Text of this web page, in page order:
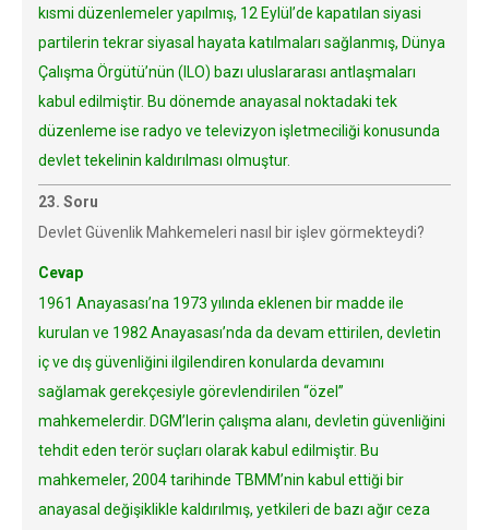
kısmi düzenlemeler yapılmış, 12 Eylül’de kapatılan siyasi
partilerin tekrar siyasal hayata katılmaları sağlanmış, Dünya
Çalışma Örgütü’nün (ILO) bazı uluslararası antlaşmaları
kabul edilmiştir. Bu dönemde anayasal noktadaki tek
düzenleme ise radyo ve televizyon işletmeciliği konusunda
devlet tekelinin kaldırılması olmuştur.
23. Soru
Devlet Güvenlik Mahkemeleri nasıl bir işlev görmekteydi?
Cevap
1961 Anayasası’na 1973 yılında eklenen bir madde ile
kurulan ve 1982 Anayasası’nda da devam ettirilen, devletin
iç ve dış güvenliğini ilgilendiren konularda devamını
sağlamak gerekçesiyle görevlendirilen “özel”
mahkemelerdir. DGM’lerin çalışma alanı, devletin güvenliğini
tehdit eden terör suçları olarak kabul edilmiştir. Bu
mahkemeler, 2004 tarihinde TBMM’nin kabul ettiği bir
anayasal değişiklikle kaldırılmış, yetkileri de bazı ağır ceza